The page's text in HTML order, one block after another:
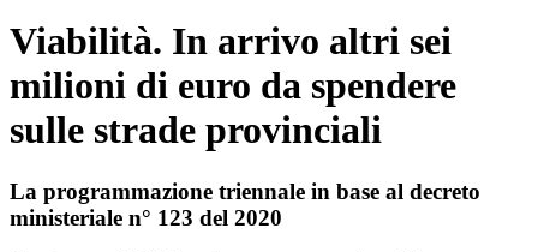
Viabilità. In arrivo altri sei
milioni di euro da spendere
sulle strade provinciali
La programmazione triennale in base al decreto
ministeriale n° 123 del 2020